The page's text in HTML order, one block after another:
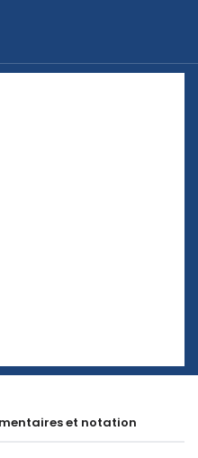
et notation